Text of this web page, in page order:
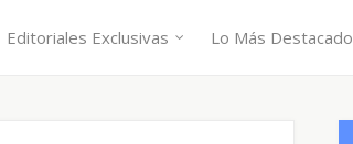
Editoriales Exclusivas Lo Más Destacado